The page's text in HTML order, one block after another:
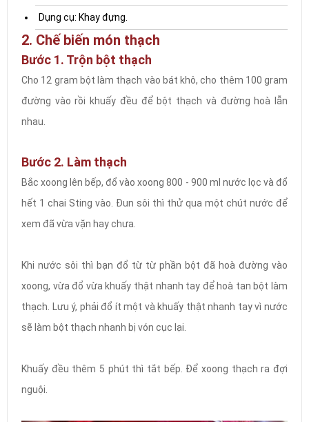
Dụng cụ: Khay đựng.
2. Chế biến món thạch
Bước 1. Trộn bột thạch
Cho 12 gram bột làm thạch vào bát khô, cho thêm 100 gram
đường vào rồi khuấy đều để bột thạch và đường hoà lẫn
nhau.
Bước 2. Làm thạch
Bắc xoong lên bếp, đổ vào xoong 800 - 900 ml nước lọc và đổ
hết 1 chai Sting vào. Đun sôi thì thử qua một chút nước để
xem đã vừa vặn hay chưa.
Khi nước sôi thì bạn đổ từ từ phần bột đã hoà đường vào
xoong, vừa đổ vừa khuấy thật nhanh tay để hoà tan bột làm
thạch. Lưu ý, phải đổ ít một và khuấy thật nhanh tay vì nước
sẽ làm bột thạch nhanh bị vón cục lại.
Khuấy đều thêm 5 phút thì tắt bếp. Để xoong thạch ra đợi
nguội.